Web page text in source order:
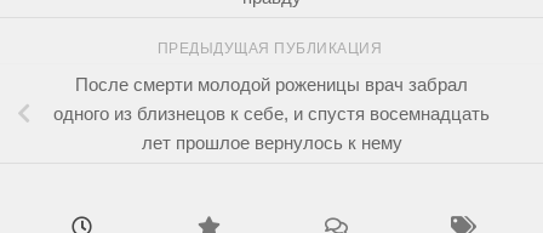
ПРЕДЫДУЩАЯ ПУБЛИКАЦИЯ
После смерти молодой роженицы врач забрал
одного из близнецов к себе, и спустя восемнадцать
лет прошлое вернулось к нему